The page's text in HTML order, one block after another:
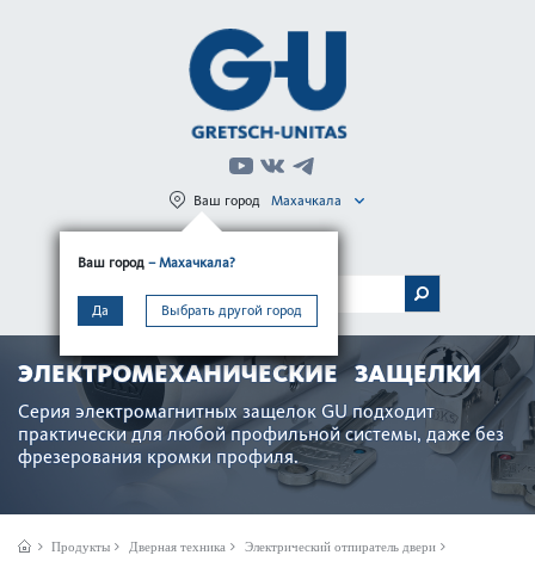
Ваш город – Махачкала?
Да Выбрать другой город
Ваш город Махачкала
МЕНЮ
ЭЛЕКТРОМЕХАНИЧЕСКИЕ ЗАЩЕЛКИ
Серия электро­м­агнитных защелок GU подходит
практически для любой профильной сис­темы, даже без
фрез­ер­ования кромки профиля.
Продукты Дверная техника Электрический отпиратель двери